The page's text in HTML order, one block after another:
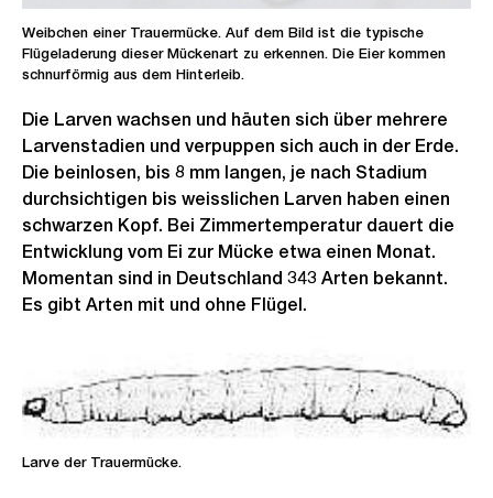
Weibchen einer Trauermücke. Auf dem Bild ist die typische
Flügeladerung dieser Mückenart zu erkennen. Die Eier kommen
schnurförmig aus dem Hinterleib.
Die Larven wachsen und häuten sich über mehrere
Larvenstadien und verpuppen sich auch in der Erde.
Die beinlosen, bis 8 mm langen, je nach Stadium
durchsichtigen bis weisslichen Larven haben einen
schwarzen Kopf. Bei Zimmertemperatur dauert die
Entwicklung vom Ei zur Mücke etwa einen Monat.
Momentan sind in Deutschland 343 Arten bekannt.
Es gibt Arten mit und ohne Flügel.
Larve der Trauermücke.